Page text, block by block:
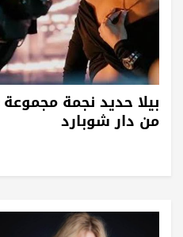
من دار شوبارد